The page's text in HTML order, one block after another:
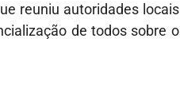
reuniu autoridades locais
de todos sobre o